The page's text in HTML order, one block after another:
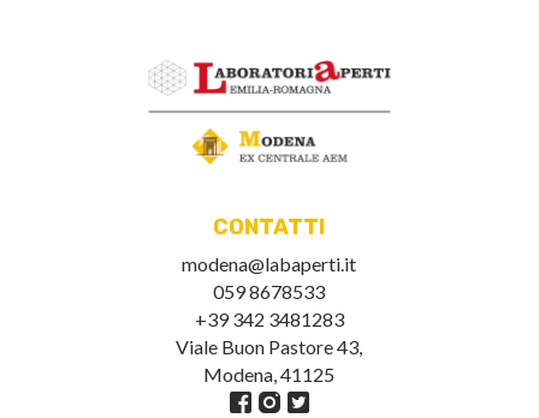
CONTATTI
modena@labaperti.it
059 8678533
+39 342 3481283
Viale Buon Pastore 43,
Modena, 41125